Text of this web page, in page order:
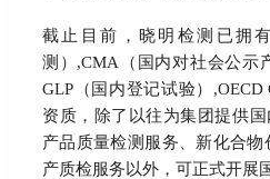
截止目前，晓明检测已拥
测）,CMA（国内对社会公示
GLP（国内登记试验）
资质，除了以往为集团提供
产品质量检测服务、新化合
产质检服务以外，可正式开展